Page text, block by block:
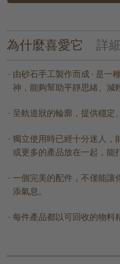
為什麼喜愛它 詳
由砂石手工製作而成 - 是一
神，能夠幫助平靜思緒、減
呈軌道狀的輪廓，提供穩定
獨立使用時已經十分迷人，
或更多的產品放在一起，能
一個完美的配件，不僅能讓
添氣息。
每件產品都以可回收的物料